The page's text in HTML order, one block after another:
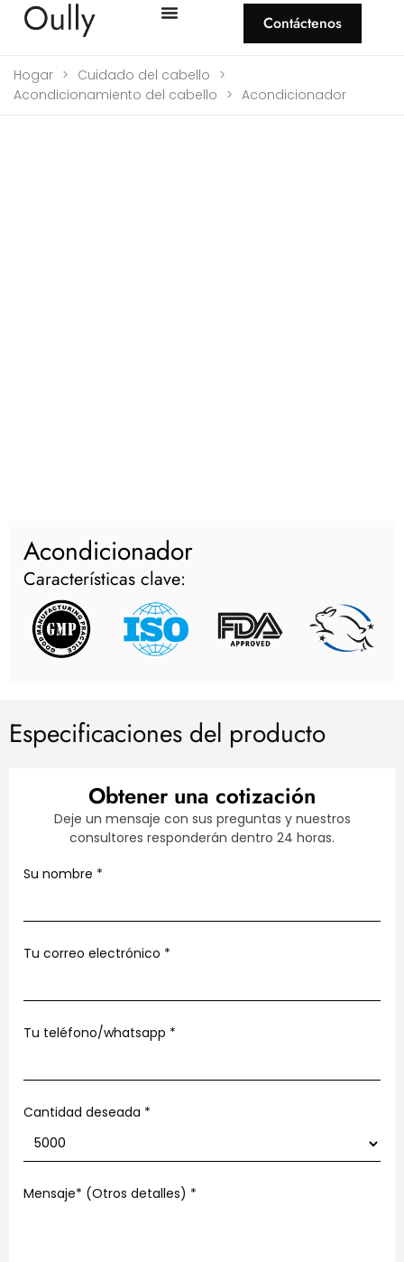
Contáctenos
Hogar > Cuidado del cabello >
Acondicionamiento del cabello > Acondicionador
Acondicionador
Características clave:
Especificaciones del producto
Obtener una cotización
Deje un mensaje con sus preguntas y nuestros
consultores responderán dentro 24 horas.
Su nombre *
Tu correo electrónico *
Tu teléfono/whatsapp *
Cantidad deseada *
Mensaje* (Otros detalles) *